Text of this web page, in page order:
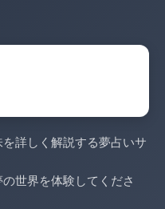
詳しく解説する夢占いサ
世界を体験してくださ